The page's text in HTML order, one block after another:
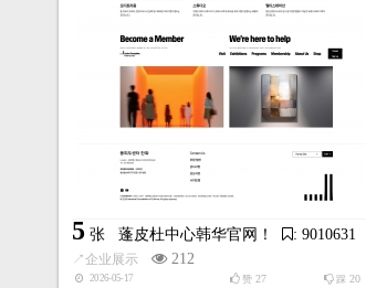
5 张 蓬皮杜中心韩华官网！ : 9010631
↗企业展示 212
2026-05-17 踩 20
赞27